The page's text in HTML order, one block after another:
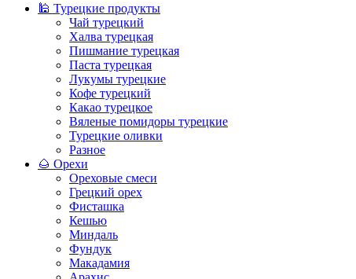
🕌 Турецкие продукты
Чай турецкий
Халва турецкая
Пишмание турецкая
Паста турецкая
Лукумы турецкие
Кофе турецкий
Какао турецкое
Вяленые помидоры турецкие
Турецкие оливки
Разное
🌰 Орехи
Ореховые смеси
Грецкий орех
Фисташка
Кешью
Миндаль
Фундук
Макадамия